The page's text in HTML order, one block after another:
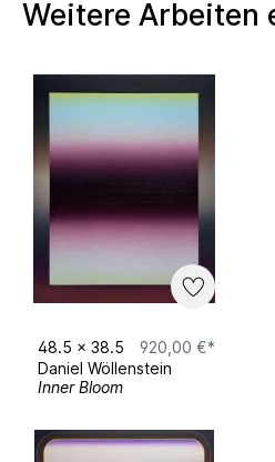
Simmer
2025 afternoonprojekts
Lovis und Gilbert Flöck
2026 Fragmented
2026 Künstler des
Upcoming
Juni SKM Pop Up
Weitere Arbeiten
48.5 x 38.5
920,00 €*
Daniel Wöllenstein
Inner Bloom